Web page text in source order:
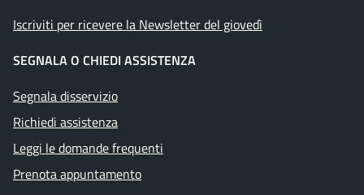
Iscriviti per ricevere la Newsletter del giovedì
SEGNALA O CHIEDI ASSISTENZA
Segnala disservizio
Richiedi assistenza
Leggi le domande frequenti
Prenota appuntamento